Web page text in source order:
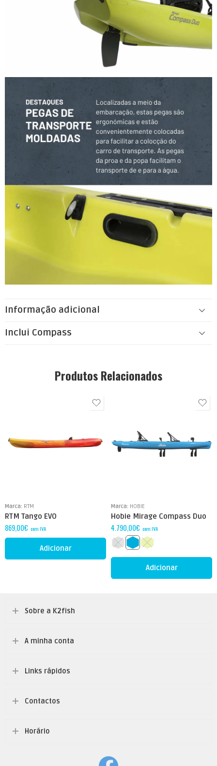
Informação adicional
Inclui Compass
Produtos Relacionados
Marca: RTM
RTM Tango EVO
869,00€ com IVA
Adicionar
Marca: HOBIE
Hobie Mirage Compass Duo
4.790,00€ com IVA
Adicionar
Sobre a K2fish
A minha conta
Links rápidos
Contactos
Horário